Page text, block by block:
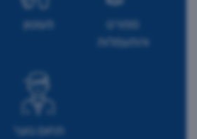
ספורט
והתעמלות
פעוטון
תחום נוער